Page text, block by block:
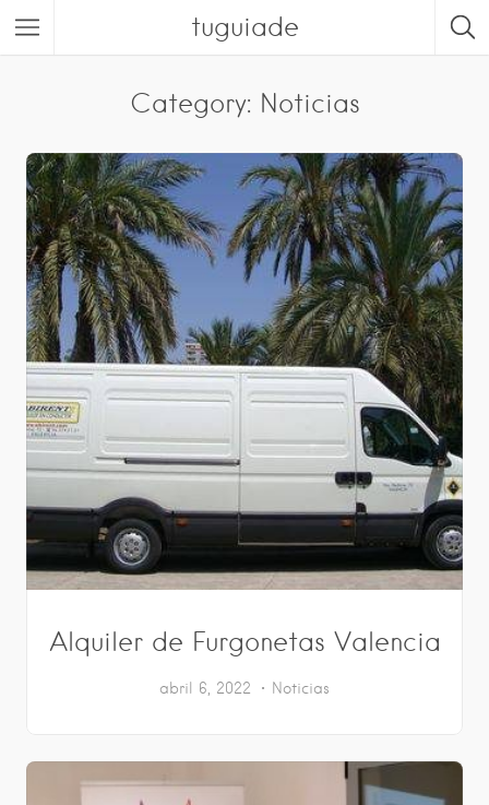
tuguiade
Category: Noticias
Alquiler de Furgonetas Valencia
abril 6, 2022 Noticias